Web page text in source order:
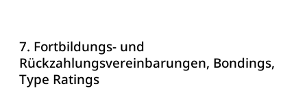
7. Fortbildungs- und
Rückzahlungsvereinbarungen, Bondings,
Type Ratings